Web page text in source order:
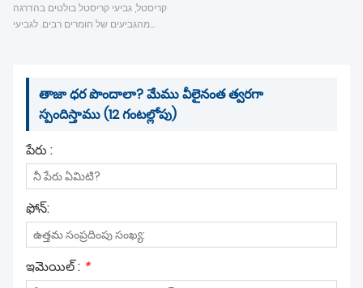
קריסטל, גביעי קריסטל בולטים בהדרגה
מהגביעים של חומרים רבים. לגביעי
קריסטל עשויים כולם מדמויות
גיאומטריות, בניגוד ממתכת שניתן ליצוק
וליצוק, כך שלא ניתן ליצור צורות
తాజా ధర పొందాలా? మేము వీలైనంత త్వరగా
స్పందిస్తాము (12 గంటల్లోపు)
పేరు :
ఫోన్:
ఇమెయిల్ : *